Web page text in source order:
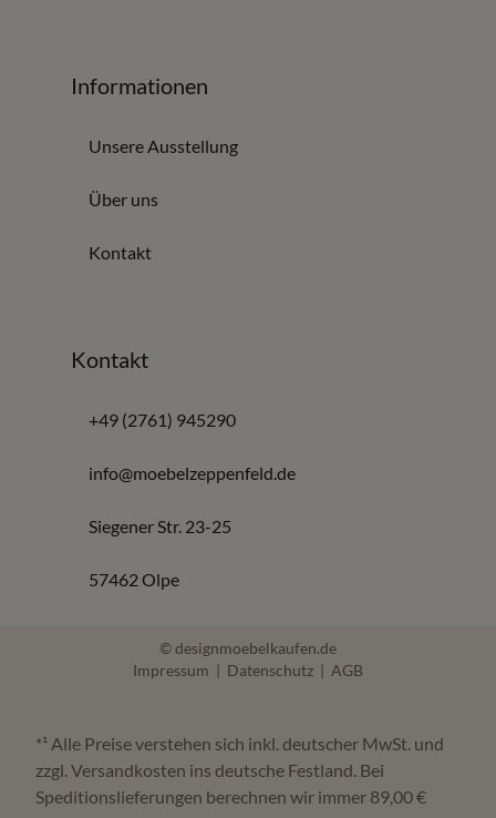
Informationen
Unsere Ausstellung
Über uns
Kontakt
Kontakt
+49 (2761) 945290
info@moebelzeppenfeld.de
Siegener Str. 23-25
57462 Olpe
© designmoebelkaufen.de
Impressum | Datenschutz | AGB
*¹ Alle Preise verstehen sich inkl. deutscher MwSt. und
zzgl. Versandkosten ins deutsche Festland. Bei
Speditionslieferungen berechnen wir immer 89,00 €